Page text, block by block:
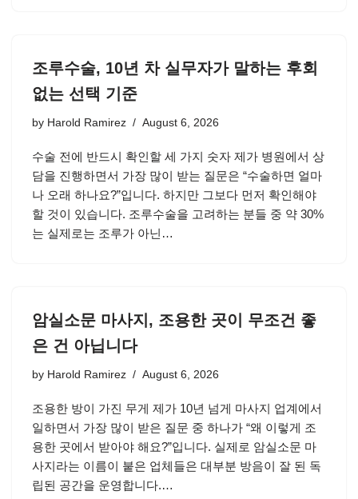
조루수술, 10년 차 실무자가 말하는 후회
없는 선택 기준
by Harold Ramirez August 6, 2026
수술 전에 반드시 확인할 세 가지 숫자 제가 병원에서 상
담을 진행하면서 가장 많이 받는 질문은 “수술하면 얼마
나 오래 하나요?”입니다. 하지만 그보다 먼저 확인해야
할 것이 있습니다. 조루수술을 고려하는 분들 중 약 30%
는 실제로는 조루가 아닌…
암실소문 마사지, 조용한 곳이 무조건 좋
은 건 아닙니다
by Harold Ramirez August 6, 2026
조용한 방이 가진 무게 제가 10년 넘게 마사지 업계에서
일하면서 가장 많이 받은 질문 중 하나가 “왜 이렇게 조
용한 곳에서 받아야 해요?”입니다. 실제로 암실소문 마
사지라는 이름이 붙은 업체들은 대부분 방음이 잘 된 독
립된 공간을 운영합니다.…